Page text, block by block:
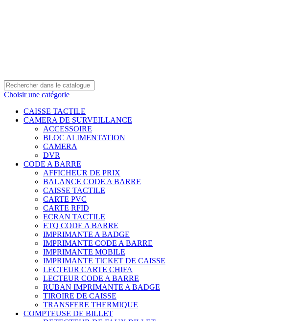
Choisir une catégorie
CAISSE TACTILE
CAMERA DE SURVEILLANCE
ACCESSOIRE
BLOC ALIMENTATION
CAMERA
DVR
CODE A BARRE
AFFICHEUR DE PRIX
BALANCE CODE A BARRE
CAISSE TACTILE
CARTE PVC
CARTE RFID
ECRAN TACTILE
ETQ CODE A BARRE
IMPRIMANTE A BADGE
IMPRIMANTE CODE A BARRE
IMPRIMANTE MOBILE
IMPRIMANTE TICKET DE CAISSE
LECTEUR CARTE CHIFA
LECTEUR CODE A BARRE
RUBAN IMPRIMANTE A BADGE
TIROIRE DE CAISSE
TRANSFERE THERMIQUE
COMPTEUSE DE BILLET